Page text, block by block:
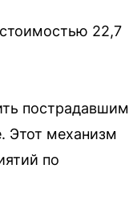
22,7
пострадавшим
Этот механизм
по